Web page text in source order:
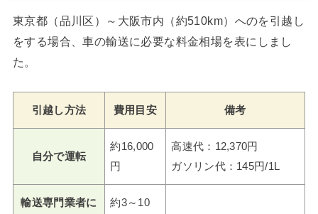
東京都（品川区）～大阪市内（約510km）へのを引越し
をする場合、車の輸送に必要な料金相場を表にしまし
た。
引越し方法 費用目安 備考
自分で運転
約16,000
円
高速代：12,370円
ガソリン代：145円/1L
輸送専門業者に
約3～10